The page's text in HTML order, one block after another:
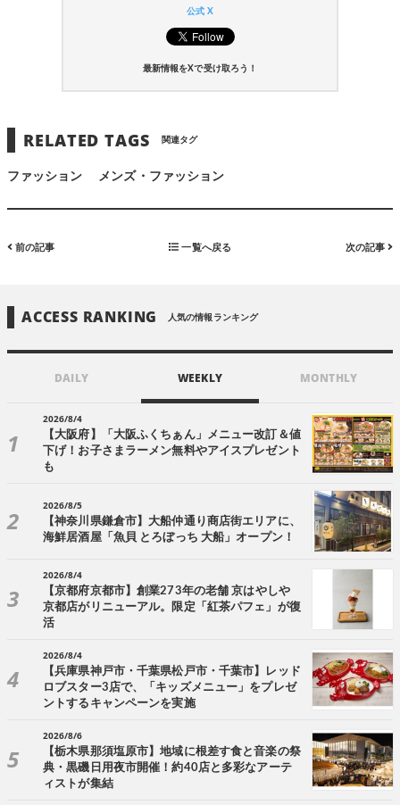
公式 X
最新情報をXで受け取ろう！
RELATED TAGS 関連タグ
ファッション メンズ・ファッション
前の記事 一覧へ戻る 次の記事
ACCESS RANKING 人気の情報ランキング
DAILY WEEKLY MONTHLY
2026/8/4
【大阪府】「大阪ふくちぁん」メニュー改訂＆値
下げ！お子さまラーメン無料やアイスプレゼント
も
2026/8/5
【神奈川県鎌倉市】大船仲通り商店街エリアに、
海鮮居酒屋「魚貝 とろぼっち 大船」オープン！
2026/8/4
【京都府京都市】創業273年の老舗 京はやしや
京都店がリニューアル。限定「紅茶パフェ」が復
活
2026/8/4
【兵庫県神戸市・千葉県松戸市・千葉市】レッド
ロブスター3店で、「キッズメニュー」をプレゼ
ントするキャンペーンを実施
2026/8/6
【栃木県那須塩原市】地域に根差す食と音楽の祭
典・黒磯日用夜市開催！約40店と多彩なアーテ
ィストが集結